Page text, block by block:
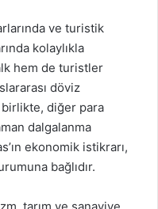
ve turistik
kolaylıkla
hem de turistler
döviz
birlikte, diğer para
dalgalanma
ekonomik istikrarı,
bağlıdır.